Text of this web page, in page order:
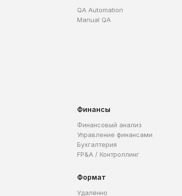
QA Automation
Manual QA
Финансы
Финансовый анализ
Управление финансами
Бухгалтерия
FP&A / Контроллинг
Формат
Удалённо